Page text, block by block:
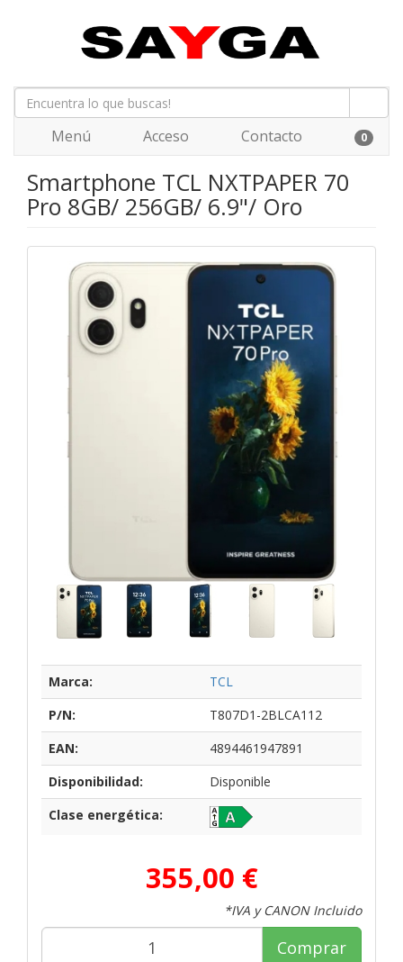
Menú Acceso Contacto 0
Smartphone TCL NXTPAPER 70
Pro 8GB/ 256GB/ 6.9"/ Oro
Marca:
TCL
P/N:
T807D1-2BLCA112
EAN:
4894461947891
Disponibilidad:
Disponible
Clase energética:
355,00 €
*IVA y CANON Incluido
Comprar